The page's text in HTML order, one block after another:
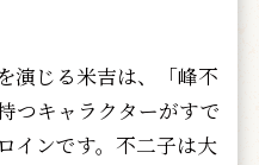
演じる米吉は、「峰不
つキャラクターがすで
インです。不二子は大